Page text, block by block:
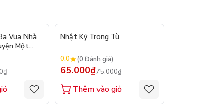
- 12%
Vua Nhà
Một
Nhật Ký Trong Tù
0.0 (0 Đánh giá)
65.000₫75.000₫
Thêm vào giỏ